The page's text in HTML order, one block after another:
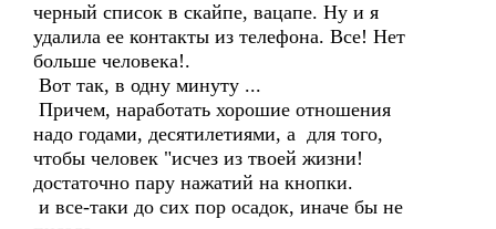
черный список в скайпе, вацапе. Ну и я
удалила ее контакты из телефона. Все! Нет
больше человека!.
Вот так, в одну минуту ...
Причем, наработать хорошие отношения
надо годами, десятилетиями, а для того,
чтобы человек "исчез из твоей жизни!
достаточно пару нажатий на кнопки.
и все-таки до сих пор осадок, иначе бы не